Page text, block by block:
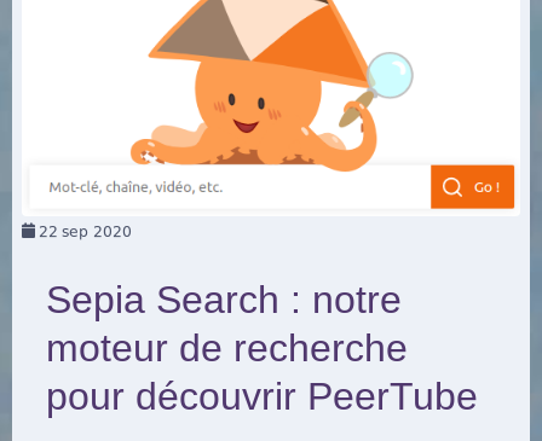
22 sep 2020
Sepia Search : notre
moteur de recherche
pour découvrir PeerTube